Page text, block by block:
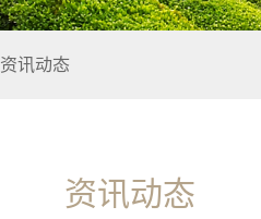
资讯动态
资讯动态